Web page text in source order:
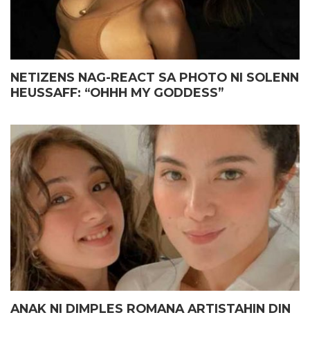
NETIZENS NAG-REACT SA PHOTO NI SOLENN
HEUSSAFF: “OHHH MY GODDESS”
ANAK NI DIMPLES ROMANA ARTISTAHIN DIN